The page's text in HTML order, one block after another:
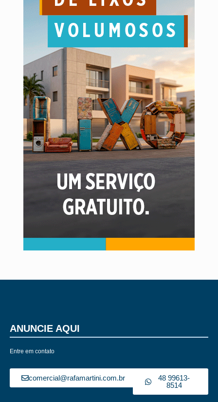
ANUNCIE AQUI
Entre em contato
comercial@rafamartini.com.br
48 99613-
8514